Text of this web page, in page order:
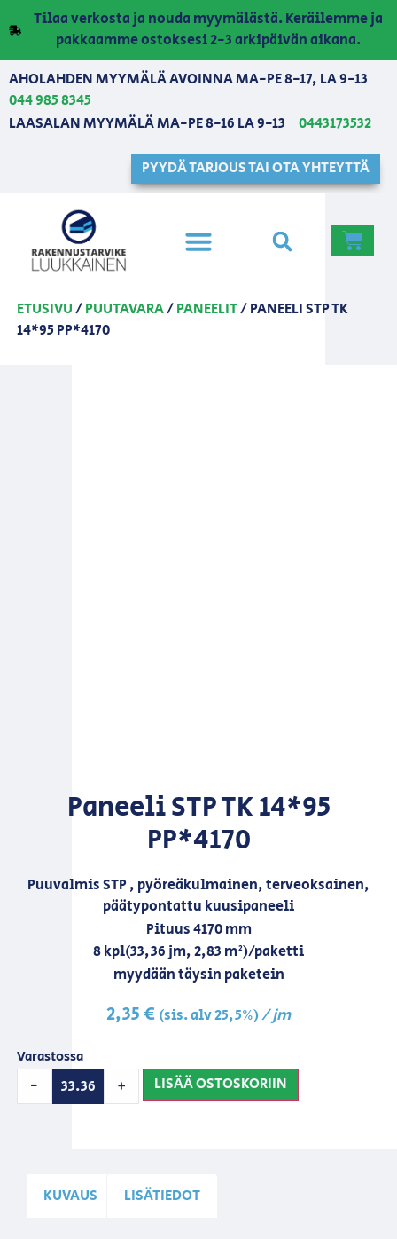
Tilaa verkosta ja nouda myymälästä. Keräilemme ja
pakkaamme ostoksesi 2-3 arkipäivän aikana.
AHOLAHDEN MYYMÄLÄ AVOINNA MA-PE 8-17, LA 9-13
044 985 8345
LAASALAN MYYMÄLÄ MA-PE 8-16 LA 9-13
0443173532
PYYDÄ TARJOUS TAI OTA YHTEYTTÄ
ETUSIVU/PUUTAVARA/PANEELIT/ PANEELI STP TK
14*95 PP*4170
Paneeli STP TK 14*95
PP*4170
Puuvalmis STP , pyöreäkulmainen, terveoksainen,
päätypontattu kuusipaneeli
Pituus 4170 mm
8 kpl(33,36 jm, 2,83 m²)/paketti
myydään täysin paketein
2,35€ (sis. alv 25,5%)/ jm
Varastossa
- + LISÄÄ OSTOSKORIIN
KUVAUS LISÄTIEDOT